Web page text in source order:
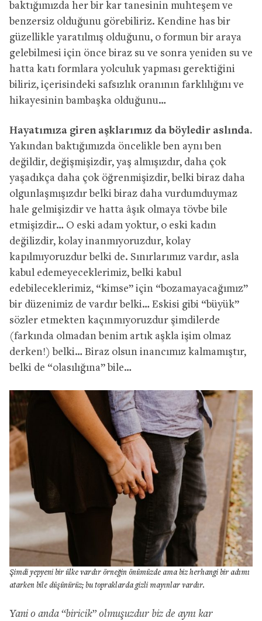
baktığımızda her bir kar tanesinin muhteşem ve
benzersiz olduğunu görebiliriz. Kendine has bir
güzellikle yaratılmış olduğunu, o formun bir araya
gelebilmesi için önce biraz su ve sonra yeniden su ve
hatta katı formlara yolculuk yapması gerektiğini
biliriz, içerisindeki safsızlık oranının farklılığını ve
hikayesinin bambaşka olduğunu…
Hayatımıza giren aşklarımız da böyledir aslında.
Yakından baktığımızda öncelikle ben aynı ben
değildir, değişmişizdir, yaş almışızdır, daha çok
yaşadıkça daha çok öğrenmişizdir, belki biraz daha
olgunlaşmışızdır belki biraz daha vurdumduymaz
hale gelmişizdir ve hatta âşık olmaya tövbe bile
etmişizdir… O eski adam yoktur, o eski kadın
değilizdir, kolay inanmıyoruzdur, kolay
kapılmıyoruzdur belki de. Sınırlarımız vardır, asla
kabul edemeyeceklerimiz, belki kabul
edebileceklerimiz, “kimse” için “bozamayacağımız”
bir düzenimiz de vardır belki… Eskisi gibi “büyük”
sözler etmekten kaçınmıyoruzdur şimdilerde
(farkında olmadan benim artık aşkla işim olmaz
derken!) belki… Biraz olsun inancımız kalmamıştır,
belki de “olasılığına” bile…
Şimdi yepyeni bir ülke vardır örneğin önümüzde ama biz herhangi bir adımı
atarken bile düşünürüz; bu topraklarda gizli mayınlar vardır.
Yani o anda “biricik” olmuşuzdur biz de aynı kar